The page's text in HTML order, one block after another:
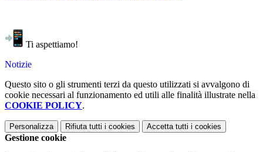
Ti aspettiamo!
Notizie
Questo sito o gli strumenti terzi da questo utilizzati si avvalgono di
cookie necessari al funzionamento ed utili alle finalità illustrate nella
COOKIE POLICY.
Personalizza Rifiuta tutti i cookies Accetta tutti i cookies
Gestione cookie